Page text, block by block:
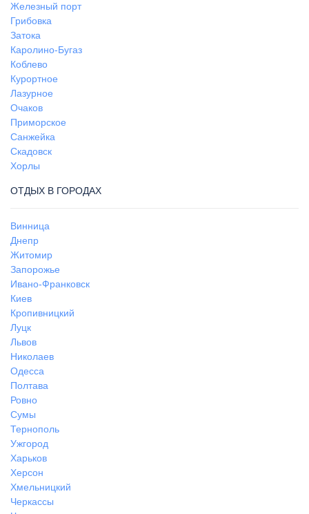
Железный порт
Грибовка
Затока
Каролино-Бугаз
Коблево
Курортное
Лазурное
Очаков
Приморское
Санжейка
Скадовск
Хорлы
ОТДЫХ В ГОРОДАХ
Винница
Днепр
Житомир
Запорожье
Ивано-Франковск
Киев
Кропивницкий
Луцк
Львов
Николаев
Одесса
Полтава
Ровно
Сумы
Тернополь
Ужгород
Харьков
Херсон
Хмельницкий
Черкассы